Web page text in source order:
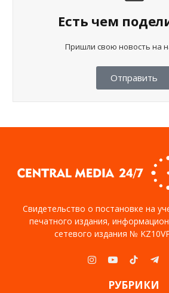
Есть чем
Пришли свою новость на
Отправить
Свидетельство о постановке на
печатного издания,
сетевого издания №
Instagram
YouTubeTikTok
РУБРИКИ